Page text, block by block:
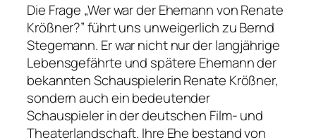
Die Frage „Wer war der Ehemann von Renate
Krößner?” führt uns unweigerlich zu Bernd
Stegemann. Er war nicht nur der langjährige
Lebensgefährte und spätere Ehemann der
bekannten Schauspielerin Renate Krößner,
sondern auch ein bedeutender
Schauspieler in der deutschen Film- und
Theaterlandschaft. Ihre Ehe bestand von